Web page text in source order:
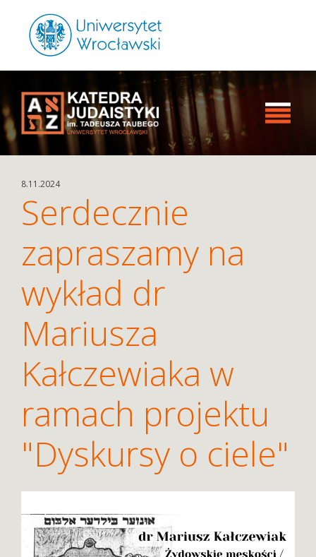
8.11.2024
Serdecznie
zapraszamy na
wykład dr
Mariusza
Kałczewiaka w
ramach projektu
"Dyskursy o ciele"